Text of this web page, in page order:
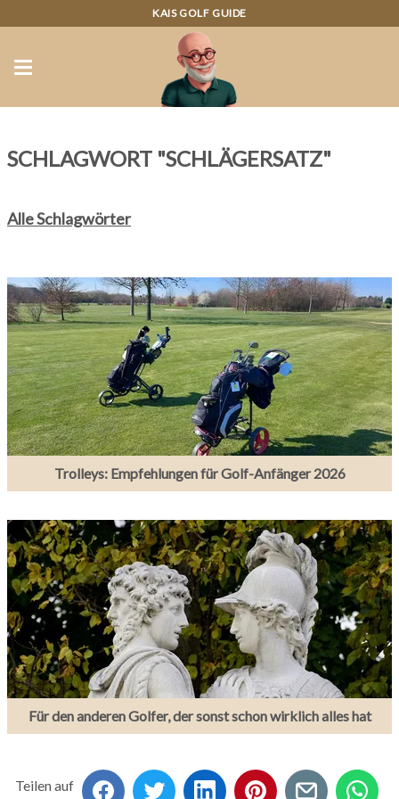
KAIS GOLF GUIDE
SCHLAGWORT "SCHLÄGERSATZ"
Alle Schlagwörter
Trolleys: Empfehlungen für Golf-Anfänger 2026
Für den anderen Golfer, der sonst schon wirklich alles hat
Teilen auf